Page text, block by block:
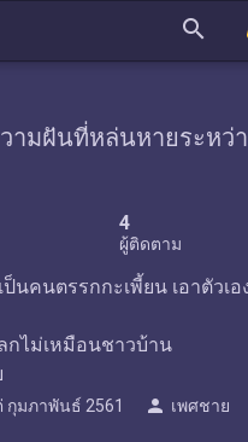
search
ามฝันที่หล่นหายระหว่
4
ผู้ติดตาม
ะเพี้ยน เอาตัวเองเป็นศูนย์กลา
กไม่เหมือนชาวบ้าน
กุมภาพันธ์ 2561 person เพศชาย